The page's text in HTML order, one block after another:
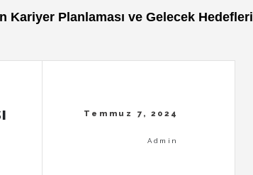
Kariyer Planlaması ve Gelecek Hedefleri